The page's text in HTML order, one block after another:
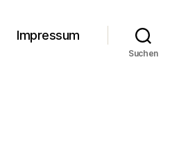
Impressum
Suchen